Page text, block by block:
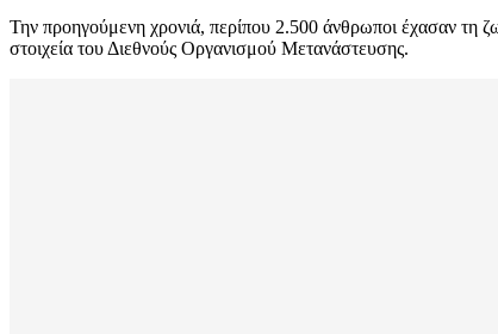
Την προηγούμενη χρονιά, περίπου 2.500 άνθρωποι έχασαν τη
στοιχεία του Διεθνούς Οργανισμού Μετανάστευσης.